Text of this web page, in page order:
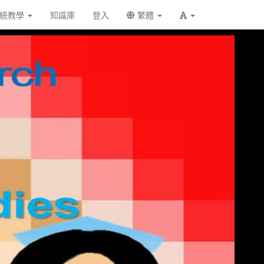
教學 知識庫 登入 繁體